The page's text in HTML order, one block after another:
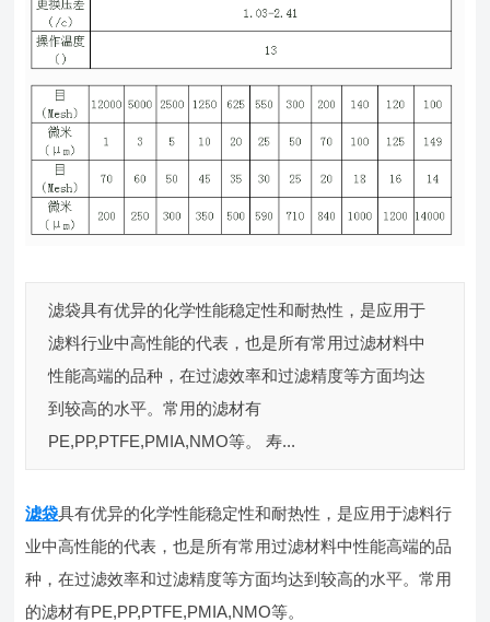
滤袋具有优异的化学性能稳定性和耐热性，是应用于
滤料行业中高性能的代表，也是所有常用过滤材料中
性能高端的品种，在过滤效率和过滤精度等方面均达
到较高的水平。常用的滤材有
PE,PP,PTFE,PMIA,NMO等。 寿...
滤袋具有优异的化学性能稳定性和耐热性，是应用于滤料行
业中高性能的代表，也是所有常用过滤材料中性能高端的品
种，在过滤效率和过滤精度等方面均达到较高的水平。常用
的滤材有PE,PP,PTFE,PMIA,NMO等。